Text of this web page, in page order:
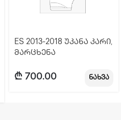
ES 2013-2018 უკანა კარი,
მარცხენა
₾ 700.00 ნახვა